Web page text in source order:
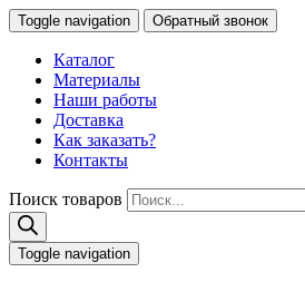
Toggle navigation Обратный звонок
Каталог
Материалы
Наши работы
Доставка
Как заказать?
Контакты
Поиск товаров
Toggle navigation